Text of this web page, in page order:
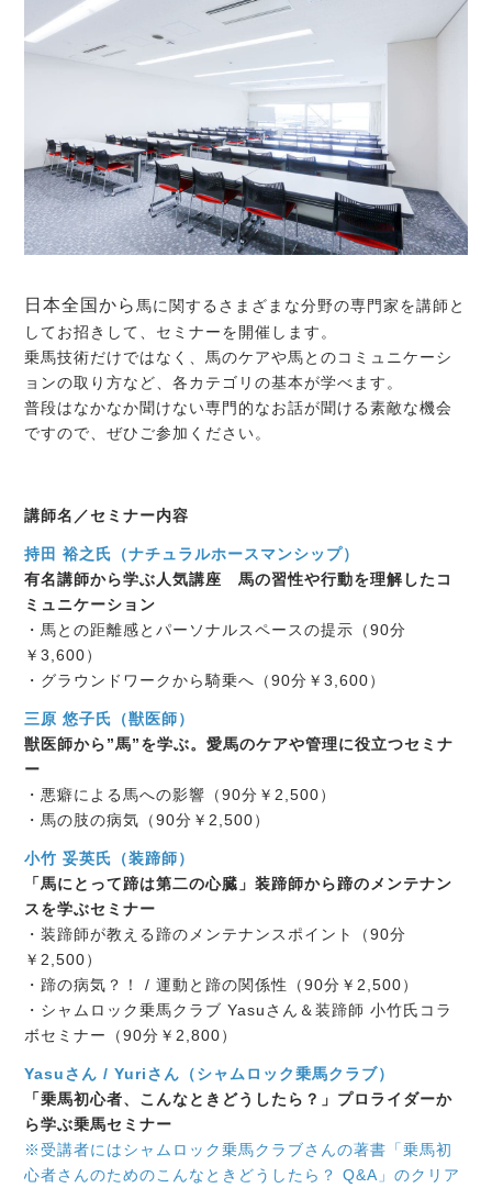
日本全国から 馬に関するさまざまな分野の専門家を講師と
してお招きして、セミナーを開催します。
乗馬技術だけではなく、馬のケアや馬とのコミュニケーシ
ョンの取り方など、各カテゴリの基本が学べます。
普段はなかなか聞けない専門的なお話が聞ける素敵な機会
ですので、ぜひご参加ください。
講師名／セミナー内容
持田 裕之氏（ナチュラルホースマンシップ）
有名講師から学ぶ人気講座 馬の習性や行動を理解したコ
ミュニケーション
・馬との距離感とパーソナルスペースの提示（90分
￥3,600）
・グラウンドワークから騎乗へ（90分￥3,600）
三原 悠子氏（獣医師）
獣医師から”馬”を学ぶ。愛馬のケアや管理に役立つセミナ
ー
・悪癖による馬への影響（90分￥2,500）
・馬の肢の病気（90分￥2,500）
小竹 妥英氏（装蹄師）
「馬にとって蹄は第二の心臓」装蹄師から蹄のメンテナン
スを学ぶセミナー
・装蹄師が教える蹄のメンテナンスポイント（90分
￥2,500）
・蹄の病気？！ / 運動と蹄の関係性（90分￥2,500）
・シャムロック乗馬クラブ Yasuさん＆装蹄師 小竹氏コラ
ボセミナー（90分￥2,800）
Yasuさん / Yuriさん（シャムロック乗馬クラブ）
「乗馬初心者、こんなときどうしたら？」プロライダーか
ら学ぶ乗馬セミナー
※受講者にはシャムロック乗馬クラブさんの著書「乗馬初
心者さんのためのこんなときどうしたら？ Q&A」のクリア